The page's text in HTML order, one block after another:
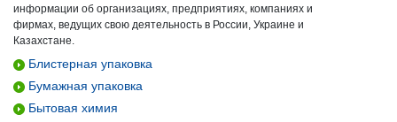
информации об организациях, предприятиях, компаниях и
фирмах, ведущих свою деятельность в России, Украине и
Казахстане.
Блистерная упаковка
Бумажная упаковка
Бытовая химия